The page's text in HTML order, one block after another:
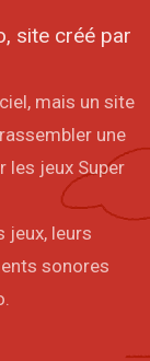
site créé par
mais un site
une
les jeux Super
jeux, leurs
sonores